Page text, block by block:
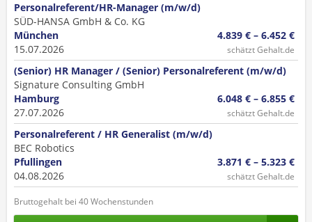
Personalreferent/HR-Manager (m/w/d)
SÜD-HANSA GmbH & Co. KG
München
15.07.2026
4.839 € – 6.452 €
schätzt Gehalt.de
(Senior) HR Manager / (Senior) Personalreferent (m/w/d)
Signature Consulting GmbH
Hamburg
27.07.2026
6.048 € – 6.855 €
schätzt Gehalt.de
Personalreferent / HR Generalist (m/w/d)
BEC Robotics
Pfullingen
04.08.2026
3.871 € – 5.323 €
schätzt Gehalt.de
Bruttogehalt bei 40 Wochenstunden